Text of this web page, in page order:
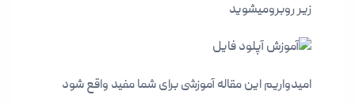
زیر روبرومیشوید
امیدواریم این مقاله آموزشی برای شما مفید واقع شود